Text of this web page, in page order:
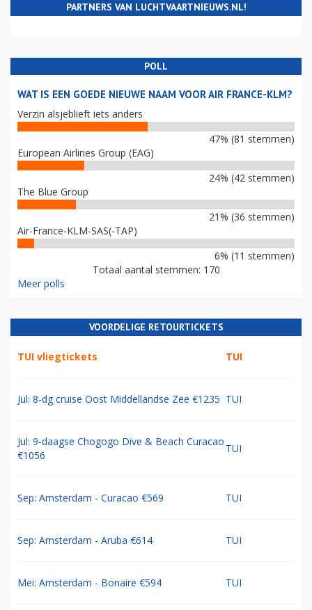
PARTNERS VAN LUCHTVAARTNIEUWS.NL!
POLL
WAT IS EEN GOEDE NIEUWE NAAM VOOR AIR FRANCE-KLM?
Verzin alsjeblieft iets anders
47% (81 stemmen)
European Airlines Group (EAG)
24% (42 stemmen)
The Blue Group
21% (36 stemmen)
Air-France-KLM-SAS(-TAP)
6% (11 stemmen)
Totaal aantal stemmen: 170
Meer polls
VOORDELIGE RETOURTICKETS
TUI vliegtickets TUI
Jul: 8-dg cruise Oost Middellandse Zee €1235 TUI
Jul: 9-daagse Chogogo Dive & Beach Curacao
€1056
TUI
Sep: Amsterdam - Curacao €569 TUI
Sep: Amsterdam - Aruba €614 TUI
Mei: Amsterdam - Bonaire €594 TUI